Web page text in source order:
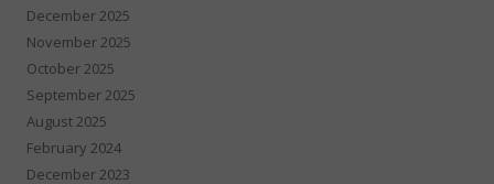
December 2025
November 2025
October 2025
September 2025
August 2025
February 2024
December 2023